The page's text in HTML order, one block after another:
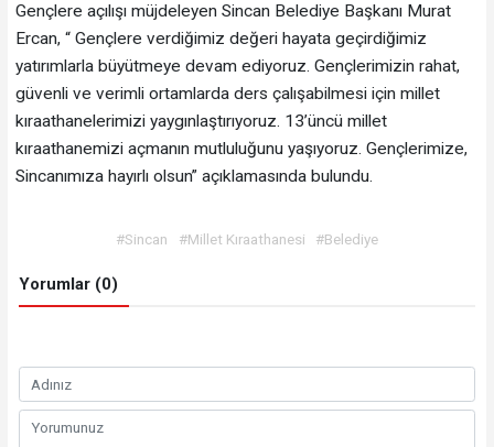
Gençlere açılışı müjdeleyen Sincan Belediye Başkanı Murat
Ercan, “ Gençlere verdiğimiz değeri hayata geçirdiğimiz
yatırımlarla büyütmeye devam ediyoruz. Gençlerimizin rahat,
güvenli ve verimli ortamlarda ders çalışabilmesi için millet
kıraathanelerimizi yaygınlaştırıyoruz. 13’üncü millet
kıraathanemizi açmanın mutluluğunu yaşıyoruz. Gençlerimize,
Sincanımıza hayırlı olsun” açıklamasında bulundu.
#Sincan #Millet Kıraathanesi #Belediye
Yorumlar (0)